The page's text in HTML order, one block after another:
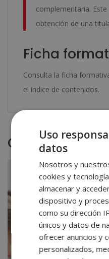
complementaria.
obtención de una
Ficha
Consulta la ficha
el índice de contenidos.
OtrasUso
datos
Nosotros y
cookies y
almacenar y
dispositivo y
como su dirección
únicos y datos de
ofrecer anuncios y
personalizados,